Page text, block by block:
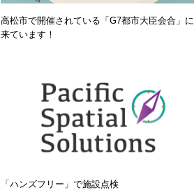
高松市で開催されている「G7都市大臣会合」に
来ています！
「ハンズフリー」で施設点検